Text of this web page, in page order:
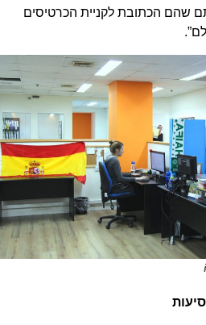
שהם הכתובת לקניית הכרטיסים